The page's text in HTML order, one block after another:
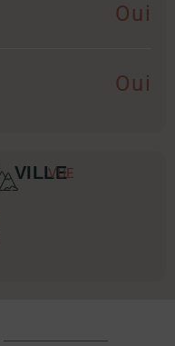
Oui
Oui
VILLE
VUE